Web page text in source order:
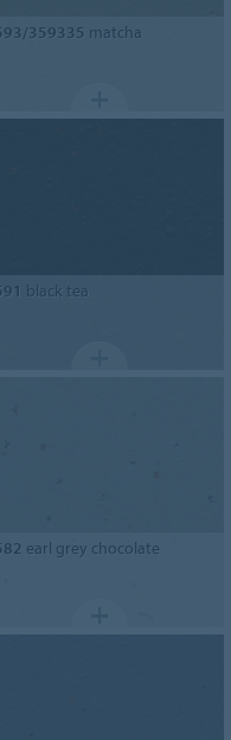
359335 matcha
black tea
earl grey chocolate